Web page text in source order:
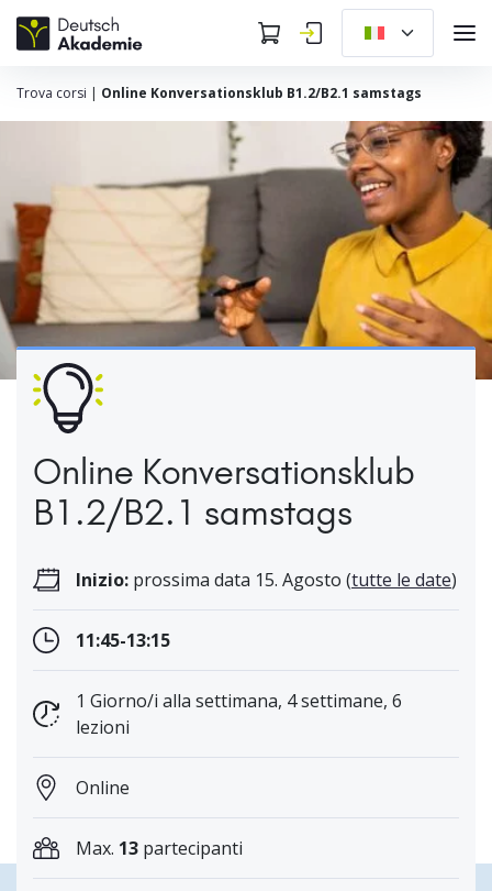
Trova corsi | Online Konversationsklub B1.2/B2.1 samstags
Online Konversationsklub
B1.2/B2.1 samstags
Inizio: prossima data 15. Agosto (tutte le date)
11:45-13:15
1 Giorno/i alla settimana, 4 settimane, 6
lezioni
Online
Max. 13 partecipanti